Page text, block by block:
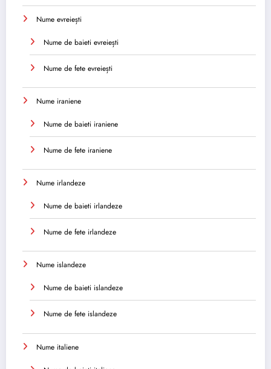
Nume evreiești
Nume de baieti evreiești
Nume de fete evreiești
Nume iraniene
Nume de baieti iraniene
Nume de fete iraniene
Nume irlandeze
Nume de baieti irlandeze
Nume de fete irlandeze
Nume islandeze
Nume de baieti islandeze
Nume de fete islandeze
Nume italiene